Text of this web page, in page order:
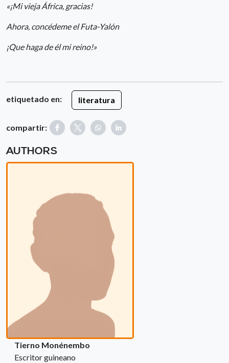
«¡Mi vieja África, gracias!
Ahora, concédeme el Futa-Yalón
¡Que haga de él mi reino!»
etiquetado en: literatura
compartir:
AUTHORS
Tierno Monénembo
Escritor guineano